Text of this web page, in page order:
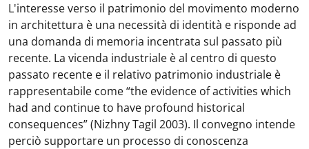
L'interesse verso il patrimonio del movimento moderno
in architettura è una necessità di identità e risponde ad
una domanda di memoria incentrata sul passato più
recente. La vicenda industriale è al centro di questo
passato recente e il relativo patrimonio industriale è
rappresentabile come “the evidence of activities which
had and continue to have profound historical
consequences” (Nizhny Tagil 2003). Il convegno intende
perciò supportare un processo di conoscenza